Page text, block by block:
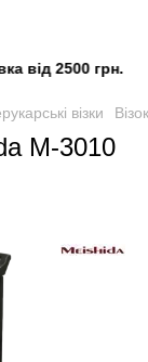
від 2500 грн.
візки
M-3010